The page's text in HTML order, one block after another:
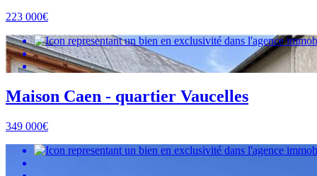
223 000€
Maison Caen - quartier Vaucelles
349 000€